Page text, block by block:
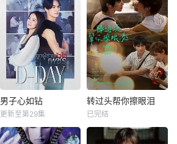
男子心如钻
更新至第29集
转过头帮你擦眼泪
已完结